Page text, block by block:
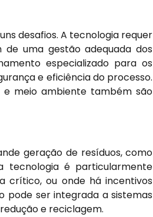
desafios. A tecnologia requer
de uma gestão adequada dos
especializado para os
e eficiência do processo.
meio ambiente também são
geração de resíduos, como
tecnologia é particularmente
crítico, ou onde há incentivos
pode ser integrada a sistemas
e reciclagem.